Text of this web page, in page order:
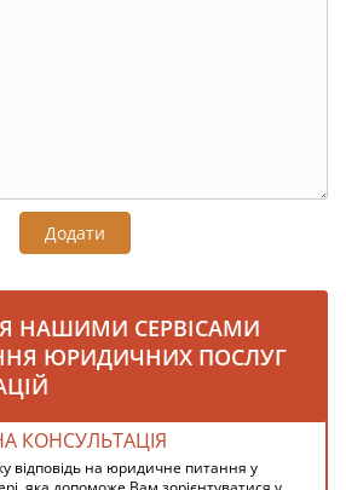
Додати
НАШИМИ СЕРВІСАМИ
ЮРИДИЧНИХ ПОСЛУГ
КОНСУЛЬТАЦІЯ
відповідь на юридичне питання у